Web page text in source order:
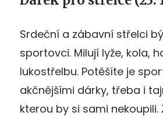
Srdeční a zábavní střelci
sportovci. Milují lyže, kola,
lukostřelbu. Potěšíte je
akčnějšími dárky, třeba i
kterou by si sami nekoupili.